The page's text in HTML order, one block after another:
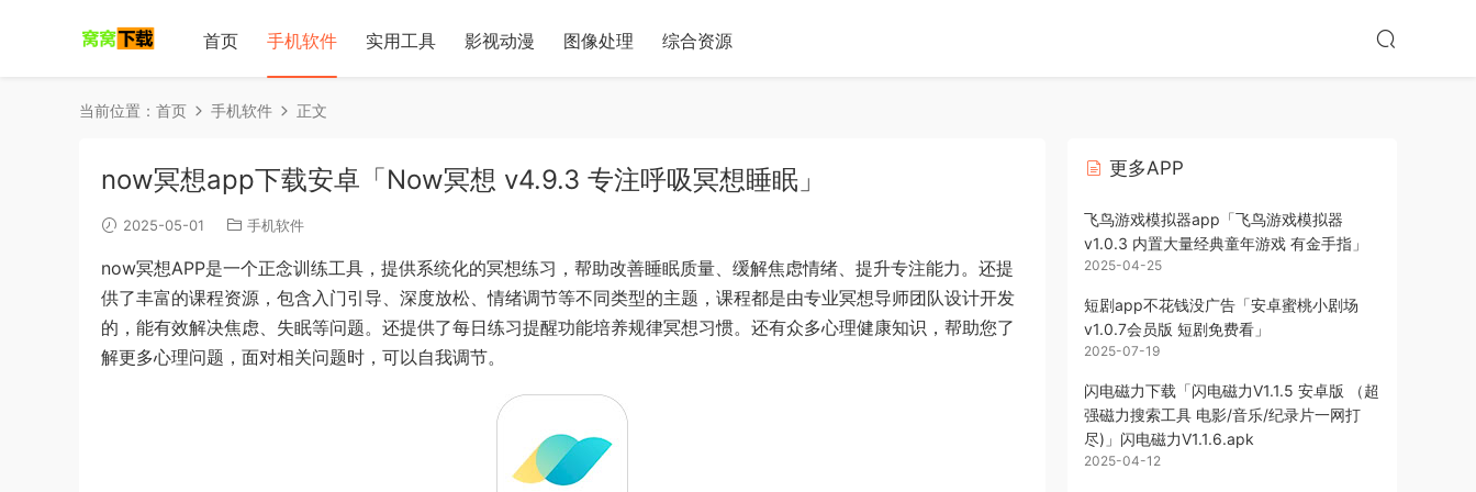
首页 手机软件 实用工具 影视动漫 图像处理 综合资源
当前位置： 首页 手机软件 正文
now冥想app下载安卓「Now冥想 v4.9.3 专注呼吸冥想睡眠」
2025-05-01 手机软件
now冥想APP是一个正念训练工具，提供系统化的冥想练习，帮助改善睡眠质量、缓解焦虑情绪、提升专注能力。还提
供了丰富的课程资源，包含入门引导、深度放松、情绪调节等不同类型的主题，课程都是由专业冥想导师团队设计开发
的，能有效解决焦虑、失眠等问题。还提供了每日练习提醒功能培养规律冥想习惯。还有众多心理健康知识，帮助您了
解更多心理问题，面对相关问题时，可以自我调节。
更多APP
飞鸟游戏模拟器app「飞鸟游戏模拟器
v1.0.3 内置大量经典童年游戏 有金手指」
2025-04-25
短剧app不花钱没广告「安卓蜜桃小剧场
v1.0.7会员版 短剧免费看」
2025-07-19
闪电磁力下载「闪电磁力V1.1.5 安卓版 （超
强磁力搜索工具 电影/音乐/纪录片一网打
尽)」闪电磁力V1.1.6.apk
2025-04-12